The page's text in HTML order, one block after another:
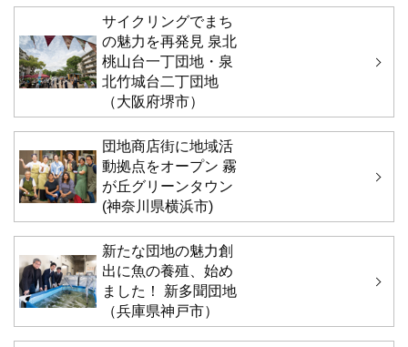
サイクリングでまち
の魅力を再発見 泉北
桃山台一丁団地・泉
北竹城台二丁団地
（大阪府堺市）
団地商店街に地域活
動拠点をオープン 霧
が丘グリーンタウン
(神奈川県横浜市)
新たな団地の魅力創
出に魚の養殖、始め
ました！ 新多聞団地
（兵庫県神戸市）